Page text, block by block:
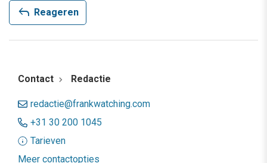
reply Reageren
Contact Redactie
redactie@frankwatching.com
+31 30 200 1045
Tarieven
Meer contactopties